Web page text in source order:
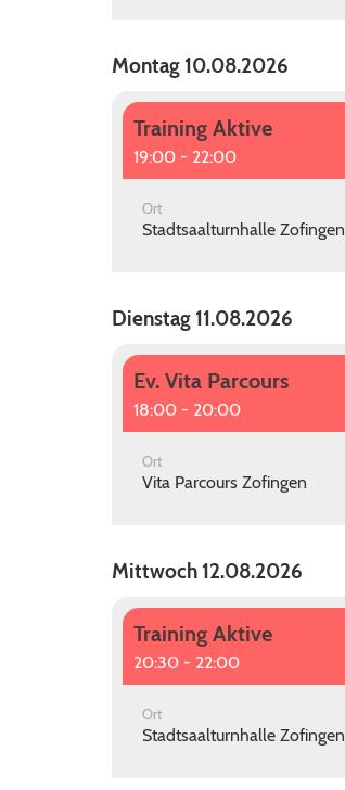
Montag 10.08.2026
Training Aktive
19:00 - 22:00
Ort
Stadtsaalturnhalle Zofingen
Dienstag 11.08.2026
Ev. Vita Parcours
18:00 - 20:00
Ort
Vita Parcours Zofingen
Mittwoch 12.08.2026
Training Aktive
20:30 - 22:00
Ort
Stadtsaalturnhalle Zofingen